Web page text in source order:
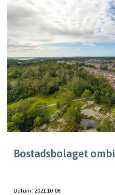
Bostadsbolaget
Datum: 2021-10-06